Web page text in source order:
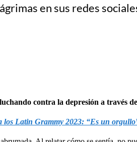
en sus redes
contra la depresión a través
Latin Grammy 2023: “Es un